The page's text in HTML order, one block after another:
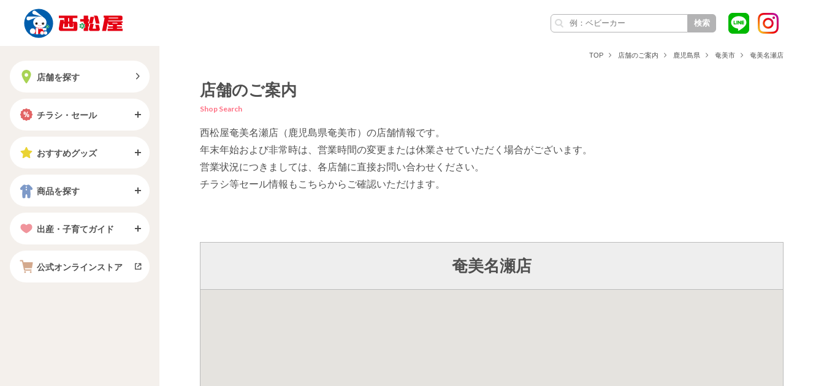
検索
店舗を探す
チラシ・セール
おすすめグッズ
商品を探す
出産・子育てガイド
公式オンラインストア
TOP 店舗のご案内 鹿児島県 奄美市 奄美名瀬店
店舗のご案内
Shop Search
西松屋奄美名瀬店（鹿児島県奄美市）の店舗情報です。
年末年始および非常時は、営業時間の変更または休業させていただく場合がございます。
営業状況につきましては、各店舗に直接お問い合わせください。
チラシ等セール情報もこちらからご確認いただけます。
奄美名瀬店